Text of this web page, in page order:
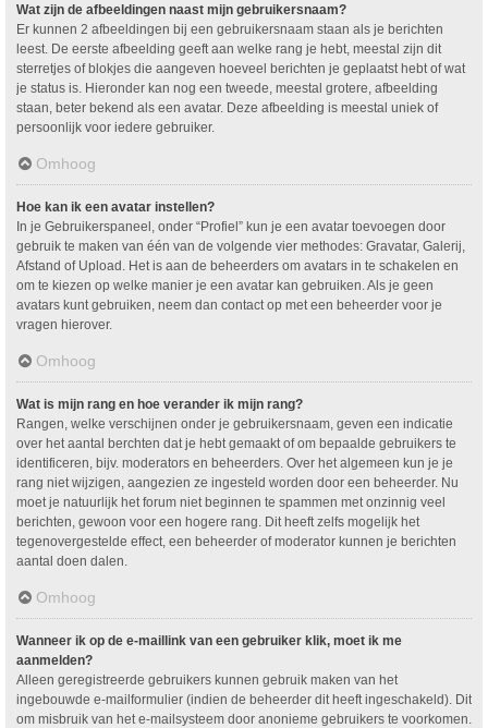
Wat zijn de afbeeldingen naast mijn gebruikersnaam?
Er kunnen 2 afbeeldingen bij een gebruikersnaam staan als je berichten
leest. De eerste afbeelding geeft aan welke rang je hebt, meestal zijn dit
sterretjes of blokjes die aangeven hoeveel berichten je geplaatst hebt of wat
je status is. Hieronder kan nog een tweede, meestal grotere, afbeelding
staan, beter bekend als een avatar. Deze afbeelding is meestal uniek of
persoonlijk voor iedere gebruiker.
Omhoog
Hoe kan ik een avatar instellen?
In je Gebruikerspaneel, onder “Profiel” kun je een avatar toevoegen door
gebruik te maken van één van de volgende vier methodes: Gravatar, Galerij,
Afstand of Upload. Het is aan de beheerders om avatars in te schakelen en
om te kiezen op welke manier je een avatar kan gebruiken. Als je geen
avatars kunt gebruiken, neem dan contact op met een beheerder voor je
vragen hierover.
Omhoog
Wat is mijn rang en hoe verander ik mijn rang?
Rangen, welke verschijnen onder je gebruikersnaam, geven een indicatie
over het aantal berchten dat je hebt gemaakt of om bepaalde gebruikers te
identificeren, bijv. moderators en beheerders. Over het algemeen kun je je
rang niet wijzigen, aangezien ze ingesteld worden door een beheerder. Nu
moet je natuurlijk het forum niet beginnen te spammen met onzinnig veel
berichten, gewoon voor een hogere rang. Dit heeft zelfs mogelijk het
tegenovergestelde effect, een beheerder of moderator kunnen je berichten
aantal doen dalen.
Omhoog
Wanneer ik op de e-maillink van een gebruiker klik, moet ik me
aanmelden?
Alleen geregistreerde gebruikers kunnen gebruik maken van het
ingebouwde e-mailformulier (indien de beheerder dit heeft ingeschakeld). Dit
om misbruik van het e-mailsysteem door anonieme gebruikers te voorkomen.